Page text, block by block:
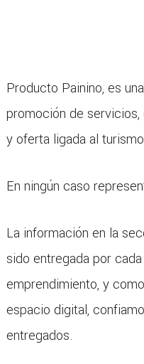
Producto Painino, es
promoción de
y oferta ligada al
En ningún caso
La información en la
sido entregada por
emprendimiento, y
espacio digital,
entregados.